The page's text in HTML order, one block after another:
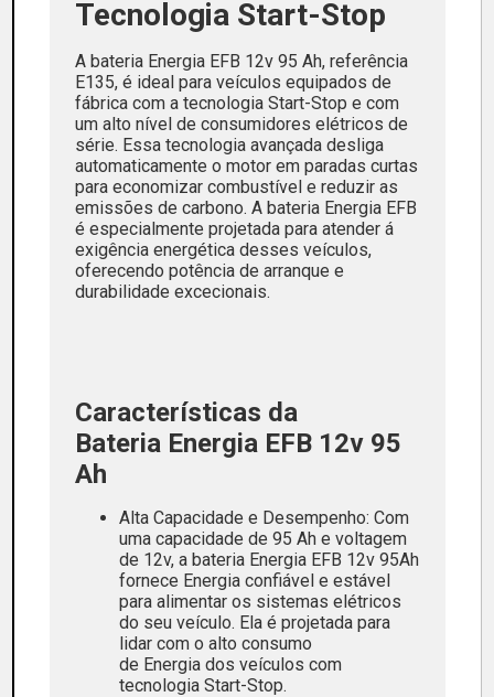
Tecnologia Start-Stop
A bateria Energia EFB 12v 95 Ah, referência
E135, é ideal para veículos equipados de
fábrica com a tecnologia Start-Stop e com
um alto nível de consumidores elétricos de
série. Essa tecnologia avançada desliga
automaticamente o motor em paradas curtas
para economizar combustível e reduzir as
emissões de carbono. A bateria Energia EFB
é especialmente projetada para atender á
exigência energética desses veículos,
oferecendo potência de arranque e
durabilidade excecionais.
Características da
Bateria Energia EFB 12v 95
Ah
Alta Capacidade e Desempenho: Com
uma capacidade de 95 Ah e voltagem
de 12v, a bateria Energia EFB 12v 95Ah
fornece Energia confiável e estável
para alimentar os sistemas elétricos
do seu veículo. Ela é projetada para
lidar com o alto consumo
de Energia dos veículos com
tecnologia Start-Stop.